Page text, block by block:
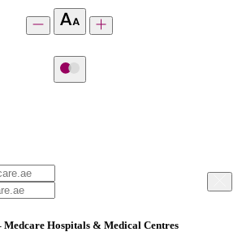
Medcare Hospitals & Medical Centres